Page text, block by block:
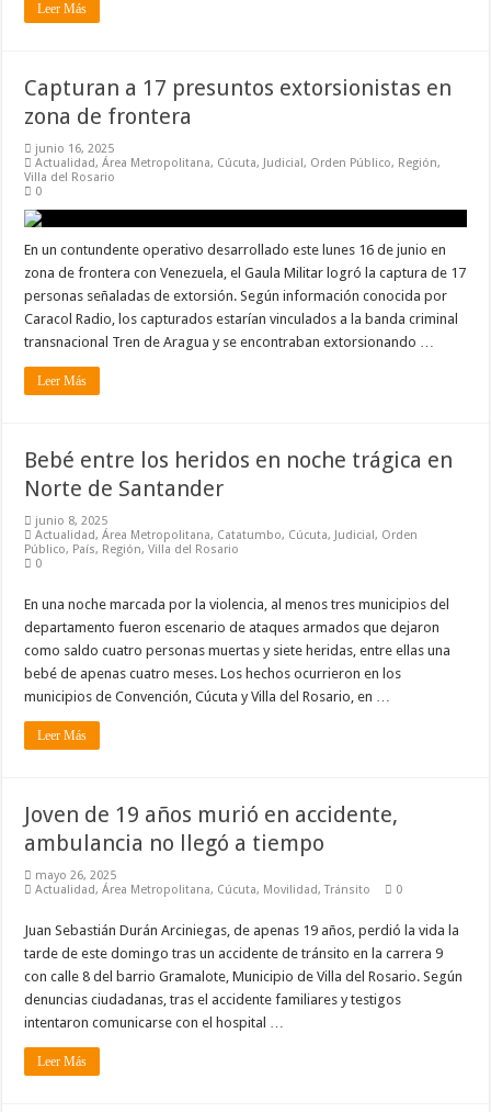
Leer Más
Capturan a 17 presuntos extorsionistas en
zona de frontera
junio 16, 2025
Actualidad,Área Metropolitana, Cúcuta, Judicial, Orden Público, Región,
Villa del Rosario
0
En un contundente operativo desarrollado este lunes 16 de junio en
zona de frontera con Venezuela, el Gaula Militar logró la captura de 17
personas señaladas de extorsión. Según información conocida por
Caracol Radio, los capturados estarían vinculados a la banda criminal
transnacional Tren de Aragua y se encontraban extorsionando …
Leer Más
Bebé entre los heridos en noche trágica en
Norte de Santander
junio 8, 2025
Actualidad,Área Metropolitana, Catatumbo, Cúcuta, Judicial, Orden
Público, País, Región,Villa del Rosario
0
En una noche marcada por la violencia, al menos tres municipios del
departamento fueron escenario de ataques armados que dejaron
como saldo cuatro personas muertas y siete heridas, entre ellas una
bebé de apenas cuatro meses. Los hechos ocurrieron en los
municipios de Convención, Cúcuta y Villa del Rosario, en …
Leer Más
Joven de 19 años murió en accidente,
ambulancia no llegó a tiempo
mayo 26, 2025
Actualidad,Área Metropolitana, Cúcuta, Movilidad,Tránsito 0
Juan Sebastián Durán Arciniegas, de apenas 19 años, perdió la vida la
tarde de este domingo tras un accidente de tránsito en la carrera 9
con calle 8 del barrio Gramalote, Municipio de Villa del Rosario. Según
denuncias ciudadanas, tras el accidente familiares y testigos
intentaron comunicarse con el hospital …
Leer Más